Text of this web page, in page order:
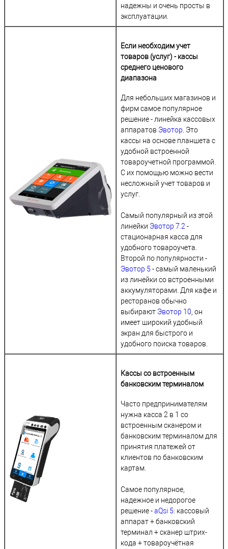
надежны и очень просты в
эксплуатации.
Если необходим учет
товаров (услуг) - кассы
среднего ценового
диапазона
Для небольших магазинов и
фирм самое популярное
решение - линейка кассовых
аппаратов Эвотор. Это
кассы на основе планшета с
удобной встроенной
товароучетной программой.
С их помощью можно вести
несложный учет товаров и
услуг.
Самый популярный из этой
линейки Эвотор 7.2-
стационарная касса для
удобного товароучета.
Второй по популярности -
Эвотор 5- самый маленький
из линейки со встроенными
аккумуляторами. Для кафе и
ресторанов обычно
выбирают Эвотор 10, он
имеет широкий удобный
экран для быстрого и
удобного поиска товаров.
Кассы со встроенным
банковским терминалом
Часто предпринимателям
нужна касса 2 в 1 со
встроенным сканером и
банковским терминалом для
принятия платежей от
клиентов по банковским
картам.
Самое популярное,
надежное и недорогое
решение -aQsi 5: кассовый
аппарат + банковский
терминал + сканер штрих-
кода + товароучётная